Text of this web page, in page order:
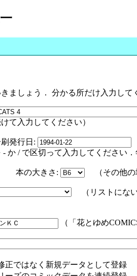
ましょう． 分かる所だけ入力し
力してください）
発行日:
切って入力してください．年
本の大きさ: （その他の
（リストにな
（「花とゆめ
正ではなく新規データとして登録